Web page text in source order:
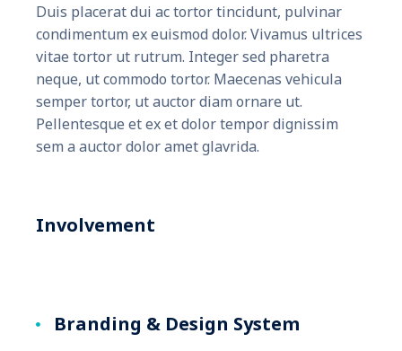
Duis placerat dui ac tortor tincidunt, pulvinar
condimentum ex euismod dolor. Vivamus ultrices
vitae tortor ut rutrum. Integer sed pharetra
neque, ut commodo tortor. Maecenas vehicula
semper tortor, ut auctor diam ornare ut.
Pellentesque et ex et dolor tempor dignissim
sem a auctor dolor amet glavrida.
Involvement
Branding & Design System